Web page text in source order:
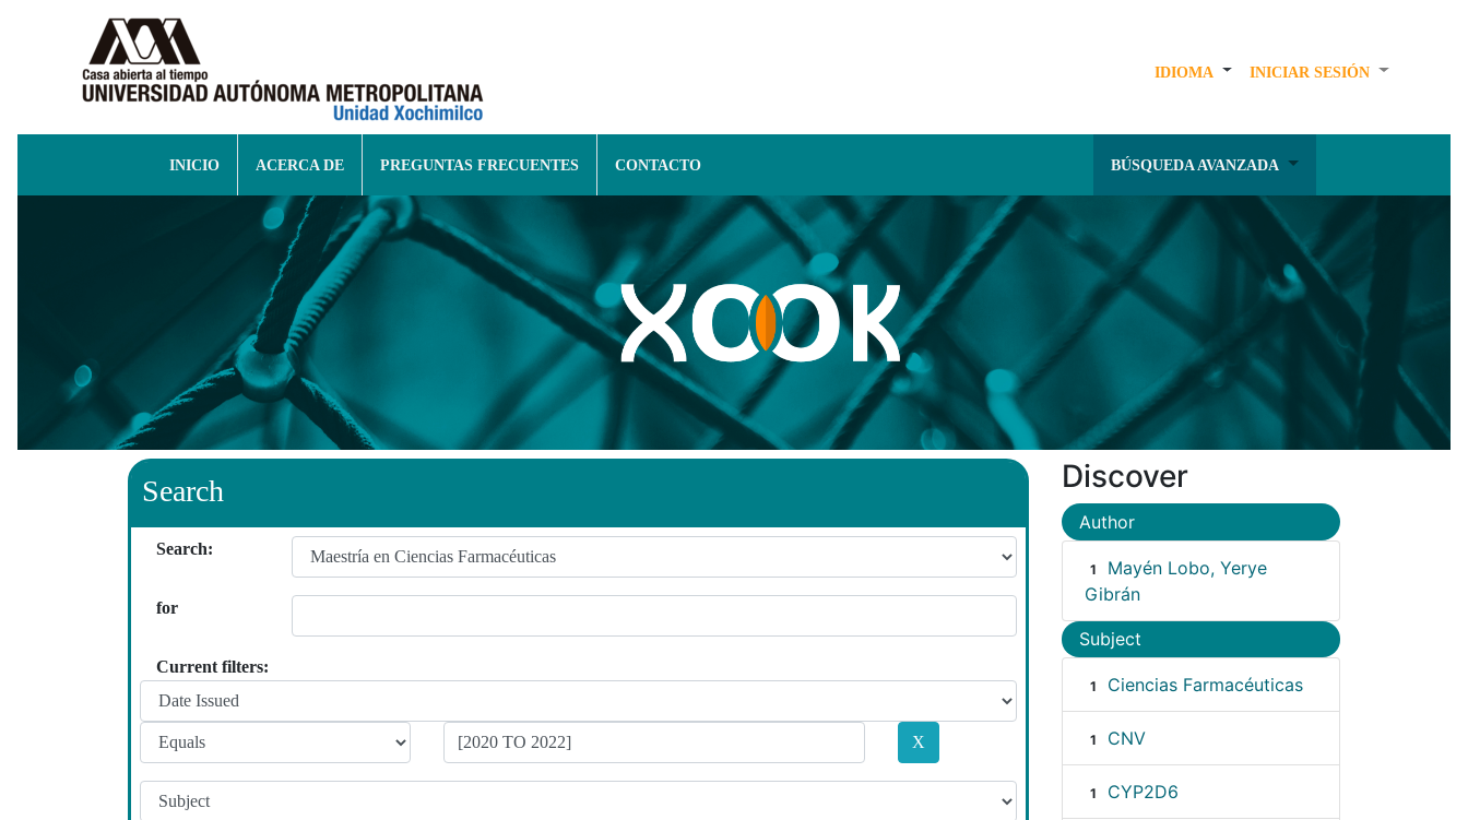
IDIOMA INICIAR SESIÓN
INICIO ACERCA DE PREGUNTAS FRECUENTES CONTACTO BÚSQUEDA AVANZADA
Search
Search:
for
Current filters:
Discover
Author
1
Mayén Lobo, Yerye
Gibrán
Subject
1 Ciencias Farmacéuticas
1 CNV
1 CYP2D6